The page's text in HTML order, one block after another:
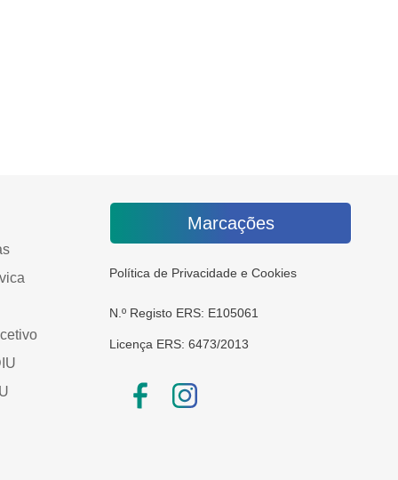
Marcações
Política de Privacidade e Cookies
N.º Registo ERS: E105061
Licença ERS: 6473/2013